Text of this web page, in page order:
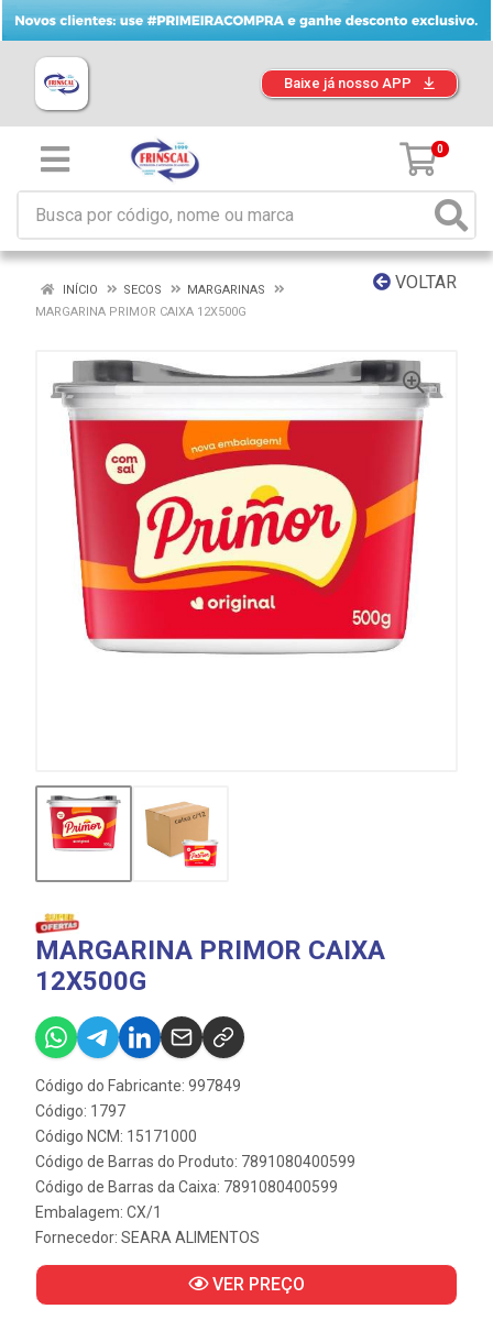
Baixe já nosso APP
0
VOLTAR
INÍCIO SECOS
MARGARINAS
MARGARINA PRIMOR CAIXA 12X500G
MARGARINA PRIMOR CAIXA
12X500G
Código do Fabricante: 997849
Código: 1797
Código NCM: 15171000
Código de Barras do Produto: 7891080400599
Código de Barras da Caixa: 7891080400599
Embalagem: CX/1
Fornecedor: SEARA ALIMENTOS
VER PREÇO